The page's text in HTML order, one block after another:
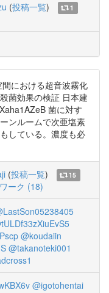
(投稿一覧) 1
における超音波霧化
菌効果の検証 日本建
菌に対す
ンルームで次亜塩素
している。濃度も必
(投稿一覧)
15
ーク (18)
@koudaiin
@takanoteki001
@igotohentai